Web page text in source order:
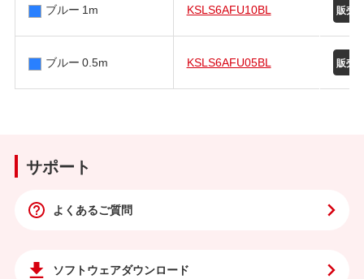
ブルー 1m KSLS6AFU10BL
ブルー 0.5m KSLS6AFU05BL
サポート
よくあるご質問
ソフトウェアダウンロード